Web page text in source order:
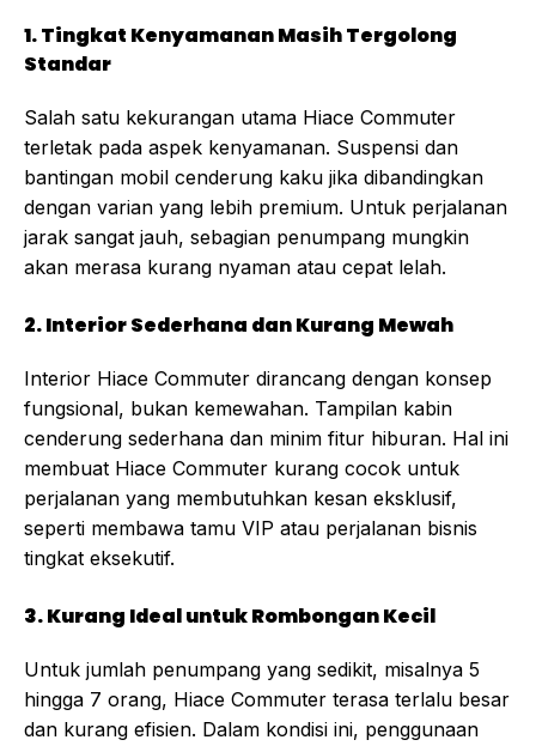
1. Tingkat Kenyamanan Masih Tergolong
Standar
Salah satu kekurangan utama Hiace Commuter
terletak pada aspek kenyamanan. Suspensi dan
bantingan mobil cenderung kaku jika dibandingkan
dengan varian yang lebih premium. Untuk perjalanan
jarak sangat jauh, sebagian penumpang mungkin
akan merasa kurang nyaman atau cepat lelah.
2. Interior Sederhana dan Kurang Mewah
Interior Hiace Commuter dirancang dengan konsep
fungsional, bukan kemewahan. Tampilan kabin
cenderung sederhana dan minim fitur hiburan. Hal ini
membuat Hiace Commuter kurang cocok untuk
perjalanan yang membutuhkan kesan eksklusif,
seperti membawa tamu VIP atau perjalanan bisnis
tingkat eksekutif.
3. Kurang Ideal untuk Rombongan Kecil
Untuk jumlah penumpang yang sedikit, misalnya 5
hingga 7 orang, Hiace Commuter terasa terlalu besar
dan kurang efisien. Dalam kondisi ini, penggunaan